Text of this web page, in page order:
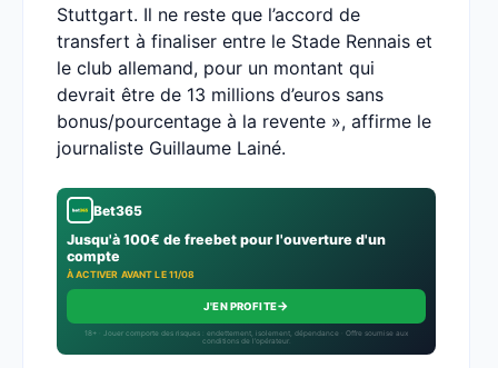
Stuttgart. Il ne reste que l’accord de
transfert à finaliser entre le Stade Rennais et
le club allemand, pour un montant qui
devrait être de 13 millions d’euros sans
bonus/pourcentage à la revente », affirme le
journaliste Guillaume Lainé.
Bet365
Jusqu'à 100€ de freebet pour l'ouverture d'un
compte
À ACTIVER AVANT LE 11/08
J'EN PROFITE→
18+ · Jouer comporte des risques : endettement, isolement, dépendance · Offre soumise aux
conditions de l’opérateur.